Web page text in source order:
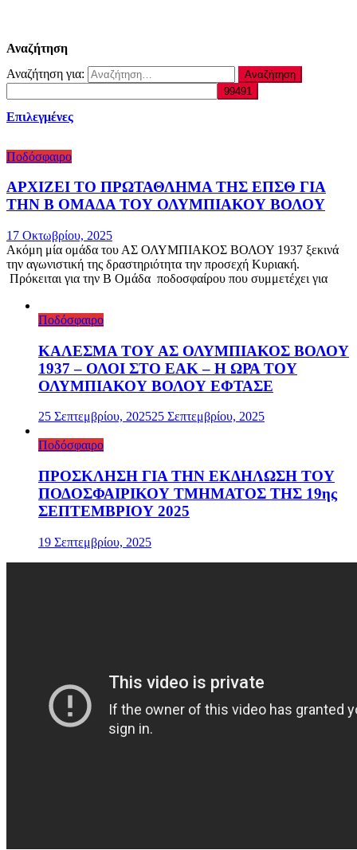
Αναζήτηση
Αναζήτηση για:
Επιλεγμένες
Ποδόσφαιρο
ΑΡΧΙΖΕΙ ΤΟ ΠΡΩΤΑΘΛΗΜΑ ΤΗΣ ΕΠΣΘ ΓΙΑ
ΤΗΝ Β ΟΜΑΔΑ ΤΟΥ ΟΛΥΜΠΙΑΚΟΥ ΒΟΛΟΥ
17 Οκτωβρίου, 2025
Ακόμη μία ομάδα του ΑΣ ΟΛΥΜΠΙΑΚΟΣ ΒΟΛΟΥ 1937 ξεκινά
την αγωνιστική της δραστηριότητα την προσεχή Κυριακή.
Πρόκειται για την Β Ομάδα ποδοσφαίρου που συμμετέχει για
Ποδόσφαιρο
ΚΑΛΕΣΜΑ ΤΟΥ ΑΣ ΟΛΥΜΠΙΑΚΟΣ ΒΟΛΟΥ
1937 – ΟΛΟΙ ΣΤΟ ΕΑΚ – Η ΩΡΑ ΤΟΥ
ΟΛΥΜΠΙΑΚΟΥ ΒΟΛΟΥ ΕΦΤΑΣΕ
25 Σεπτεμβρίου, 202525 Σεπτεμβρίου, 2025
Ποδόσφαιρο
ΠΡΟΣΚΛΗΣΗ ΓΙΑ ΤΗΝ ΕΚΔΗΛΩΣΗ ΤΟΥ
ΠΟΔΟΣΦΑΙΡΙΚΟΥ ΤΜΗΜΑΤΟΣ ΤΗΣ 19ης
ΣΕΠΤΕΜΒΡΙΟΥ 2025
19 Σεπτεμβρίου, 2025